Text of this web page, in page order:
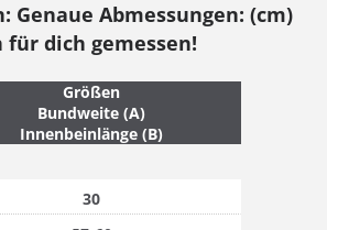
Genaue Abmessungen: (cm)
für dich gemessen!
Größen
Bundweite (A)
Innenbeinlänge (B)
30